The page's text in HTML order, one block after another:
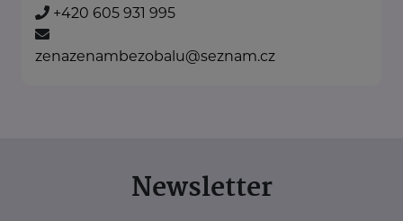
+420 605 931 995
zenazenambezobalu@seznam.cz
Newsletter